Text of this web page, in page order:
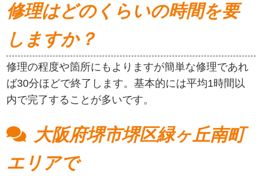
修理はどのくらいの時間を要
しますか？
修理の程度や箇所にもよりますが簡単な修理であれ
ば30分ほどで終了します。基本的には平均1時間以
内で完了することが多いです。
大阪府堺市堺区緑ヶ丘南町
エリアで